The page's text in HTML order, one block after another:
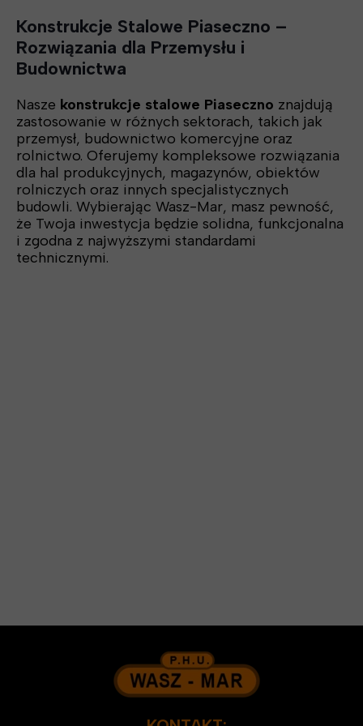
Konstrukcje Stalowe Piaseczno –
Rozwiązania dla Przemysłu i
Budownictwa
Nasze konstrukcje stalowe Piaseczno znajdują
zastosowanie w różnych sektorach, takich jak
przemysł, budownictwo komercyjne oraz
rolnictwo. Oferujemy kompleksowe rozwiązania
dla hal produkcyjnych, magazynów, obiektów
rolniczych oraz innych specjalistycznych
budowli. Wybierając Wasz-Mar, masz pewność,
że Twoja inwestycja będzie solidna, funkcjonalna
i zgodna z najwyższymi standardami
technicznymi.